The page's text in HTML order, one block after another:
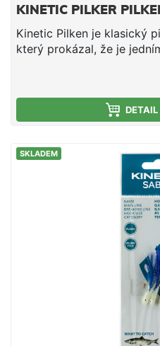
KINETIC PILKER
Kinetic Pilken je klasický
který prokázal, že je
zinkový materiál Ocelový
nerezové oceli Unikátní
DETAIL
SKLADEM